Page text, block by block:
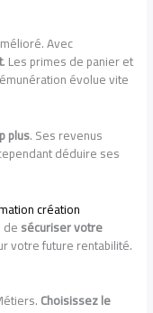
Avec
. Les primes de panier et
évolue vite
plus. Ses revenus
déduire ses
création
desécuriser votre
votre future rentabilité.
Choisissez le